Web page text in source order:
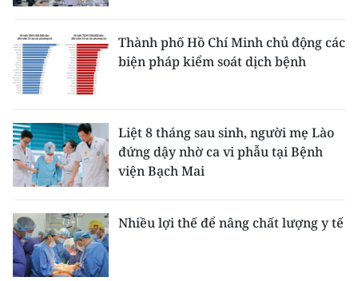
Thành phố Hồ Chí Minh chủ động các
biện pháp kiểm soát dịch bệnh
Liệt 8 tháng sau sinh, người mẹ Lào
đứng dậy nhờ ca vi phẫu tại Bệnh
viện Bạch Mai
Nhiều lợi thế để nâng chất lượng y tế